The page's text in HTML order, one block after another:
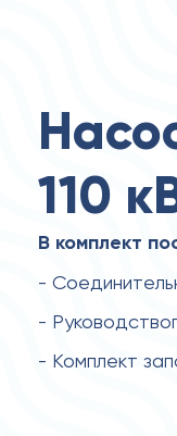
110
В комплект
-
-
- Комплект